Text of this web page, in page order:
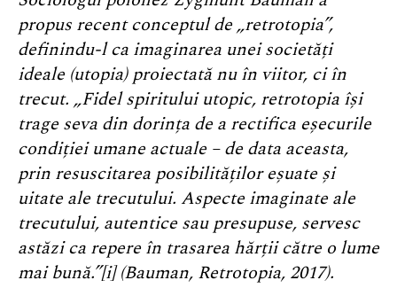
propus recent conceptul de „retrotopia”,
definindu-l ca imaginarea unei societăți
ideale (utopia) proiectată nu în viitor, ci în
trecut. „Fidel spiritului utopic, retrotopia își
trage seva din dorința de a rectifica eșecurile
condiției umane actuale – de data aceasta,
prin resuscitarea posibilităților eșuate și
uitate ale trecutului. Aspecte imaginate ale
trecutului, autentice sau presupuse, servesc
astăzi ca repere în trasarea hărții către o lume
mai bună.”[i](Bauman, Retrotopia, 2017).